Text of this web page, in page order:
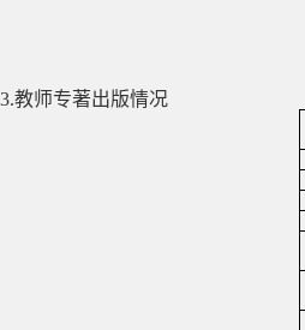
3.教师专著出版情况